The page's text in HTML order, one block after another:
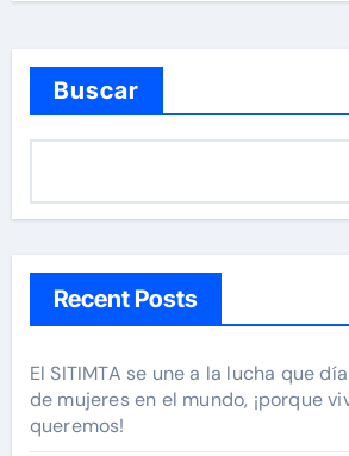
Buscar
Recent Posts
El SITIMTA se une a la lucha que
de mujeres en el mundo, ¡porque
queremos!